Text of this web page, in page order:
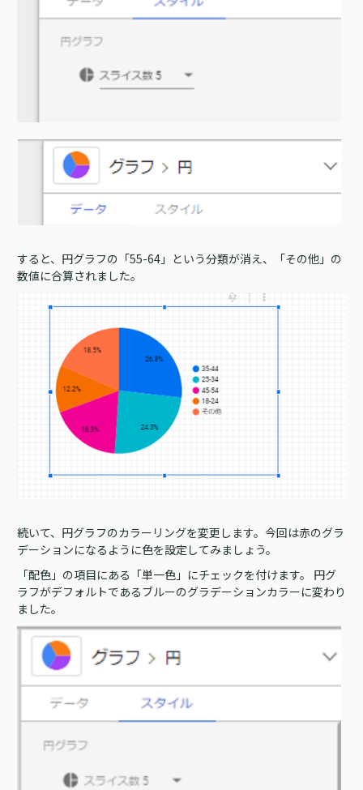
すると、円グラフの「55-64」という分類が消え、「その他」の
数値に合算されました。
続いて、円グラフのカラーリングを変更します。今回は赤のグラ
デーションになるように色を設定してみましょう。
「配色」の項目にある「単一色」にチェックを付けます。 円グ
ラフがデフォルトであるブルーのグラデーションカラーに変わり
ました。